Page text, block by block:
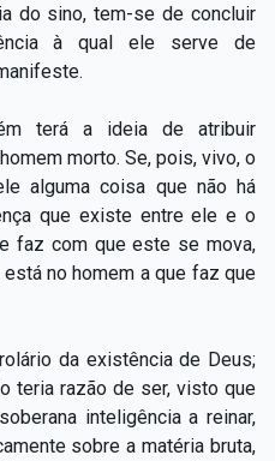
do sino, tem­-se de concluir
à qual ele serve de
terá a ideia de atribuir
morto. Se, pois, vivo, o
alguma coisa que não há
que existe entre ele e o
faz com que este se mova,
no homem a que faz que
da existência de Deus;
teria razão de ser, visto que
inteligência a reinar,
sobre a matéria bruta,